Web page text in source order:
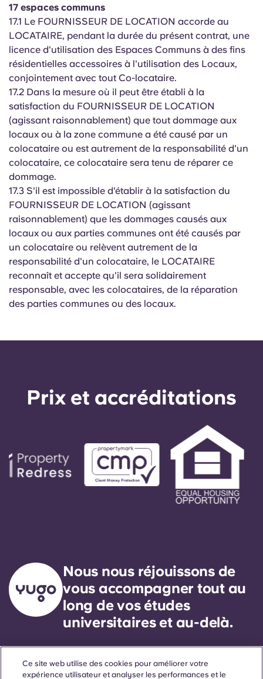
17 espaces communs
17.1 Le FOURNISSEUR DE LOCATION accorde au
LOCATAIRE, pendant la durée du présent contrat, une
licence d'utilisation des Espaces Communs à des fins
résidentielles accessoires à l'utilisation des Locaux,
conjointement avec tout Co-locataire.
17.2 Dans la mesure où il peut être établi à la
satisfaction du FOURNISSEUR DE LOCATION
(agissant raisonnablement) que tout dommage aux
locaux ou à la zone commune a été causé par un
colocataire ou est autrement de la responsabilité d'un
colocataire, ce colocataire sera tenu de réparer ce
dommage.
17.3 S'il est impossible d'établir à la satisfaction du
FOURNISSEUR DE LOCATION (agissant
raisonnablement) que les dommages causés aux
locaux ou aux parties communes ont été causés par
un colocataire ou relèvent autrement de la
responsabilité d'un colocataire, le LOCATAIRE
reconnaît et accepte qu'il sera solidairement
responsable, avec les colocataires, de la réparation
des parties communes ou des locaux.
Prix ​​et accréditations
Nous nous réjouissons de
vous accompagner tout au
long de vos études
universitaires et au-delà.
LangueLieuxÀ proposInformations utilesLégal
Ce site web utilise des cookies pour améliorer votre
expérience utilisateur et analyser les performances et le